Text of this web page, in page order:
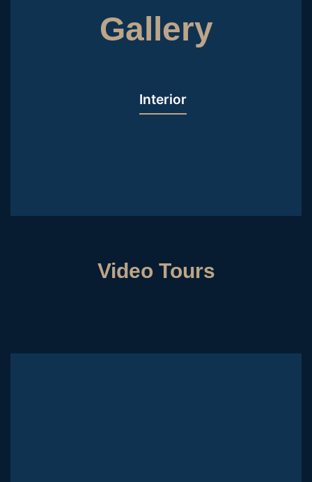
Gallery
Interior
Video Tours